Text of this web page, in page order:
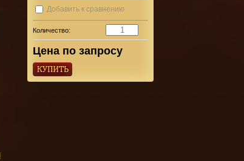
Добавить к сравнению
Количество:
Цена по запросу